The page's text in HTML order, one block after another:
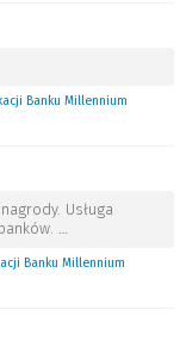
Banku Millennium
Usługa
Banku Millennium